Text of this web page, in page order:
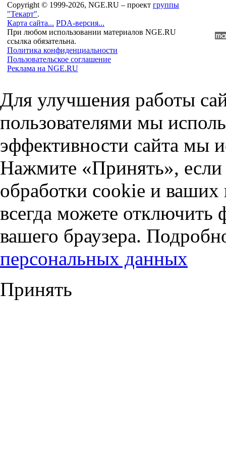
Copyright © 1999-2026, NGE.RU – проект группы
"Текарт".
Карта сайта... PDA-версия...
При любом использовании материалов NGE.RU
ссылка обязательна.
Политика конфиденциальности
Пользовательское соглашение
Реклама на NGE.RU
Для улучшения работы
пользователями мы
эффективности сайта мы
Нажмите «Принять», если
обработки cookie и
всегда можете отключить
вашего браузера.
персональных данных
Принять